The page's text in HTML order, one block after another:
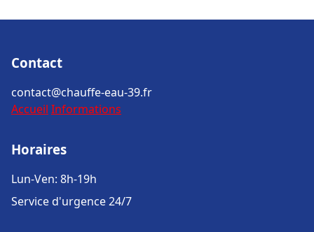
Contact
contact@chauffe-eau-39.fr
Accueil Informations
Horaires
Lun-Ven: 8h-19h
Service d'urgence 24/7